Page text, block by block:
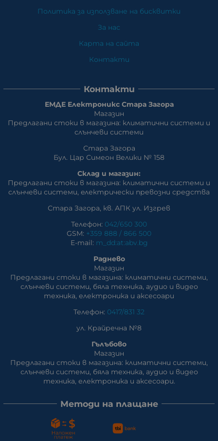
Политика за използване на бисквитки
За нас
Карта на сайта
Контакти
Контакти
ЕМДЕ Електроникс Стара Загора
Магазин
Предлагани стоки в магазина: климатични системи и
слънчеви системи
Стара Загора
Бул. Цар Симеон Велики № 158
Склад и магазин:
Предлагани стоки в магазина: климатични системи и
слънчеви системи, eлектрически превозни средства
Стара Загора, кв. АПК ул. Изгрев
Телефон: 042/650 300
GSM: +359 888 / 866 500
E-mail: m_dd:at:abv.bg
Раднево
Магазин
Предлагани стоки в магазина: климатични системи,
слънчеви системи, бяла техника, аудио и видео
техника, електроника и аксесоари
Телефон: 0417/831 32
ул. Крайречна №8
Гълъбово
Магазин
Предлагани стоки в магазина: климатични системи,
слънчеви системи, бяла техника, аудио и видео
техника, електроника и аксесоари.
Методи на плащане